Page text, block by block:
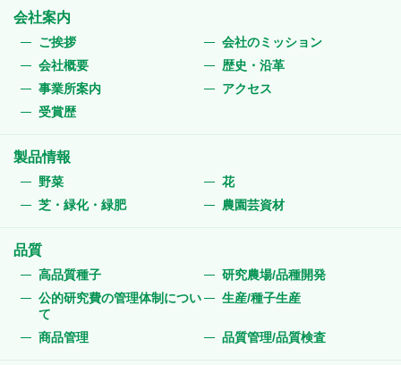
会社案内
ご挨拶
会社のミッション
会社概要
歴史・沿革
事業所案内
アクセス
受賞歴
製品情報
野菜
花
芝・緑化・緑肥
農園芸資材
品質
高品質種子
研究農場/品種開発
公的研究費の管理体制につい
て
生産/種子生産
商品管理 品質管理/品質検査